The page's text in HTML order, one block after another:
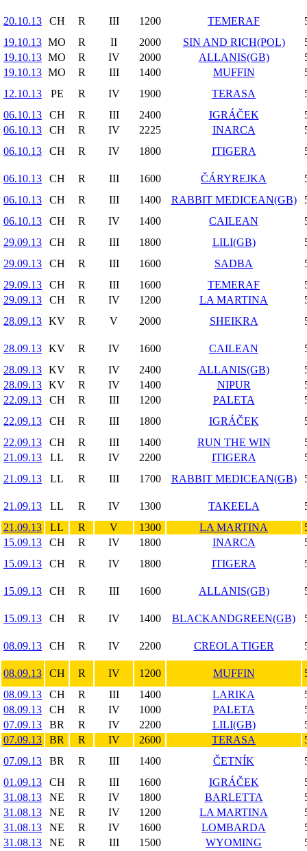
20.10.13 CH R III 1200 TEMERAF
19.10.13 MO R II 2000 SIN AND RICH(POL)
19.10.13 MO R IV 2000 ALLANIS(GB)
19.10.13 MO R III 1400 MUFFIN
12.10.13
PE R IV 1900 TERASA
06.10.13
CH R III 2400 IGRÁČEK
06.10.13
CH R IV 2225 INARCA
06.10.13
CH R IV 1800 ITIGERA
06.10.13 CH R III 1600 ČÁRYREJKA
06.10.13
CH R III 1400 RABBIT MEDICEAN(GB)
06.10.13
CH R IV 1400 CAILEAN
29.09.13
CH R III 1800 LILI(GB)
29.09.13
CH R III 1600 SADBA
29.09.13
CH R III 1600 TEMERAF
29.09.13
CH R IV 1200 LA MARTINA
28.09.13 KV R V 2000 SHEIKRA
28.09.13 KV R IV 1600 CAILEAN
28.09.13 KV R IV 2400 ALLANIS(GB)
28.09.13 KV R IV 1400 NIPUR
22.09.13
CH R III 1200 PALETA
22.09.13
CH R III 1800 IGRÁČEK
22.09.13
CH R III 1400 RUN THE WIN
21.09.13
LL R IV 2200 ITIGERA
21.09.13
LL R III 1700 RABBIT MEDICEAN(GB)
21.09.13 LL R IV 1300 TAKEELA
21.09.13
LL R V 1300 LA MARTINA
15.09.13
CH R IV 1800 INARCA
15.09.13
CH R IV 1800 ITIGERA
15.09.13 CH R III 1600 ALLANIS(GB)
15.09.13 CH R IV 1400 BLACKANDGREEN(GB)
08.09.13 CH R IV 2200 CREOLA TIGER
08.09.13 CH R IV 1200 MUFFIN
08.09.13
CH R III 1400 LARIKA
08.09.13
CH R IV 1000 PALETA
07.09.13
BR R IV 2200 LILI(GB)
07.09.13
BR R IV 2600 TERASA
07.09.13
BR R III 1400 ČETNÍK
01.09.13
CH R III 1600 IGRÁČEK
31.08.13
NE R IV 1800 BARLETTA
31.08.13
NE R IV 1200 LA MARTINA
31.08.13
NE R IV 1600 LOMBARDA
31.08.13
NE R III 1500 WYOMING